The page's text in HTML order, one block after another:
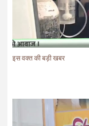
इस वक्त की बड़ी खबर